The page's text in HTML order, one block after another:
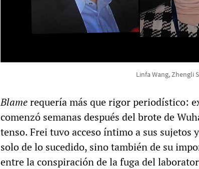
Linfa Wang, Zhengli
Blamerequería más que rigor periodístico:
comenzó semanas después del brote de
tenso. Frei tuvo acceso íntimo a sus sujetos
solo de lo sucedido, sino también de su
entre la conspiración de la fuga del